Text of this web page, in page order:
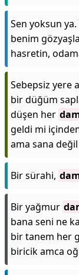
Sen yoksun ya.
benim
hasretin,
Sebepsiz yere
bir düğüm
düşen her
geldi mi
ama sana değil
Bir sürahi,
Bir yağmur
bana seni ne
bir tanem her
biricik amca